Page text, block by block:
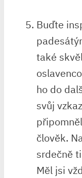
Buďte
také
ho do
svůj
člověk.
srdečně
Měl jsi